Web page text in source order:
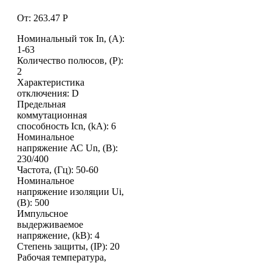
От: 263.47 Р
Номинальный ток In, (А):
1-63
Количество полюсов, (P):
2
Характеристика
отключения: D
Предельная
коммутационная
способность Icn, (kA): 6
Номинальное
напряжение АС Un, (В):
230/400
Частота, (Гц): 50-60
Номинальное
напряжение изоляции Ui,
(В): 500
Импульсное
выдерживаемое
напряжение, (kВ): 4
Степень защиты, (IP): 20
Рабочая температура,